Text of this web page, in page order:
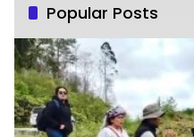
Popular Posts